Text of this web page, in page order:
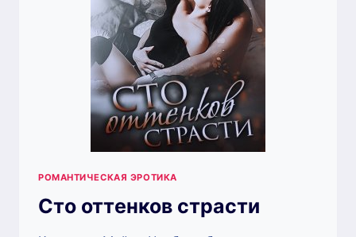
РОМАНТИЧЕСКАЯ ЭРОТИКА
Сто оттенков страсти